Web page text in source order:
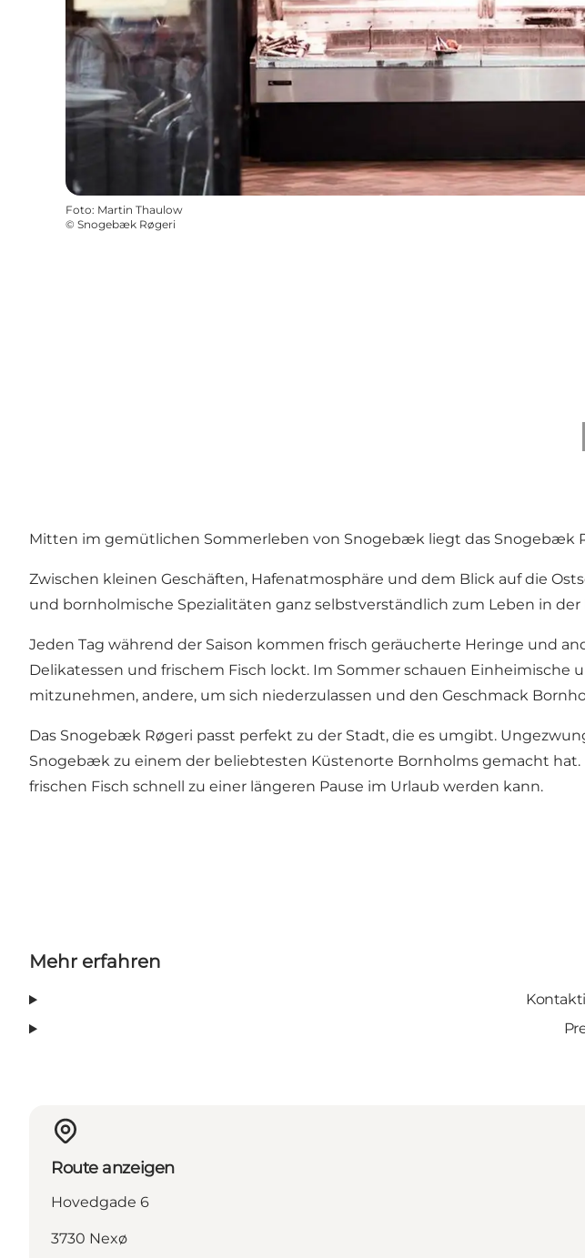
Foto: Martin Thaulow
© Snogebæk Røgeri
Mitten im gemütlichen Sommerleben von Snogebæk liegt das Snogebæk
Zwischen kleinen Geschäften, Hafenatmosphäre und dem Blick auf die
und bornholmische Spezialitäten ganz selbstverständlich zum Leben in
Jeden Tag während der Saison kommen frisch geräucherte Heringe und
Delikatessen und frischem Fisch lockt. Im Sommer schauen Einheimische
mitzunehmen, andere, um sich niederzulassen und den Geschmack
Das Snogebæk Røgeri passt perfekt zu der Stadt, die es umgibt.
Snogebæk zu einem der beliebtesten Küstenorte Bornholms gemacht
frischen Fisch schnell zu einer längeren Pause im Urlaub werden kann.
Mehr erfahren
Route anzeigen
Hovedgade 6
3730 Nexø